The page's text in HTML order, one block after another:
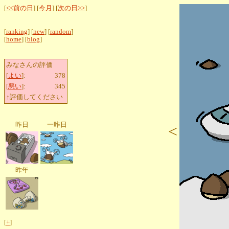
[<<前の日 ] [今月 ] [次の日>>]
[ranking] [new] [random]
[home] [blog]
みなさんの評価
[よい]:
378
[悪い]:
345
↑評価してください
昨日 一昨日
昨年
[+]
<